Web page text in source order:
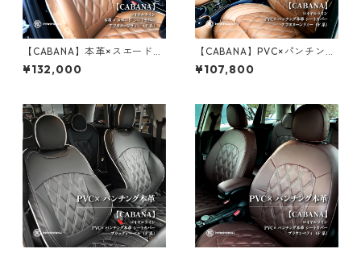
【CABANA】本革×スエード
コンビシートカバー ロイヤル
ライン アフターヌーンティー
¥132,000
【CABANA】PVC×パンチング
本革 シートカバー ロイヤルラ
イン アフターヌーンティー（F
¥107,800